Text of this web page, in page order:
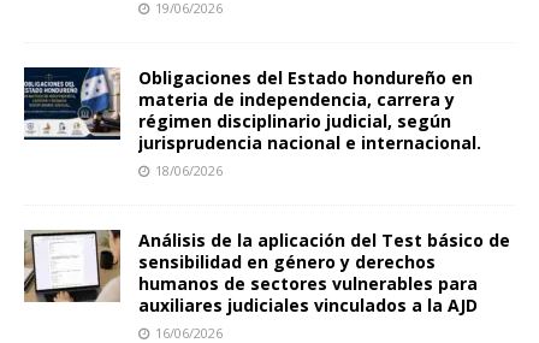
19/06/2026
Obligaciones del Estado hondureño en
materia de independencia, carrera y
régimen disciplinario judicial, según
jurisprudencia nacional e internacional.
18/06/2026
Análisis de la aplicación del Test básico de
sensibilidad en género y derechos
humanos de sectores vulnerables para
auxiliares judiciales vinculados a la AJD
16/06/2026